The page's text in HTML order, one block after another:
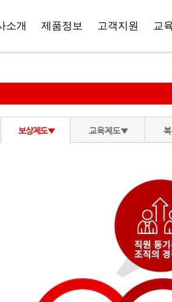
소개 제품정보 고객지원 교
보상제도▼ 교육제도▼